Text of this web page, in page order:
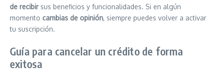
de recibirsus beneficios y funcionalidades. Si en algún
momento cambias de opinión, siempre puedes volver a activar
tu suscripción.
Guía para cancelar un crédito de forma
exitosa